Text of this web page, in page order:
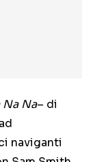
Na Na– di
naviganti